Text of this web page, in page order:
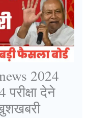
2024
देने
खुशखबरी